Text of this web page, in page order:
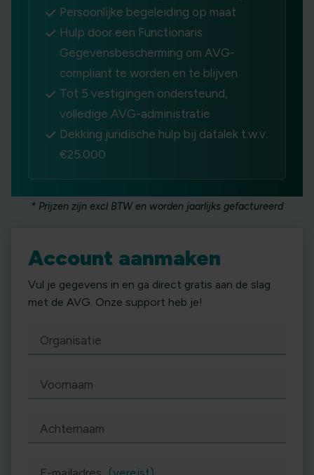
Persoonlijke begeleiding op maat
Hulp door een Functionaris
Gegevensbescherming om AVG-
compliant te worden en te blijven
Tot 5 vestigingen ondersteund,
volledige AVG-administratie
Dekking juridische hulp bij datalek t.w.v.
€25.000
* Prijzen zijn excl BTW en worden jaarlijks gefactureerd
Account aanmaken
Vul je gegevens in en ga direct gratis aan de slag
met de AVG. Onze support heb je!
Organisatie
Voornaam
Achternaam